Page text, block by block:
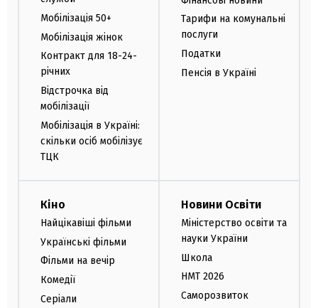
Мобілізація 50+
Мобілізація жінок
Контракт для 18-24-
річних
Відстрочка від
мобілізації
Мобілізація в Україні:
скільки осіб мобілізує
ТЦК
Тарифи на комунальні
послуги
Податки
Пенсія в Україні
Кіно
Найцікавіші фільми
Українські фільми
Фільми на вечір
Комедії
Серіали
Новини Освіти
Міністерство освіти та
науки України
Школа
НМТ 2026
Саморозвиток